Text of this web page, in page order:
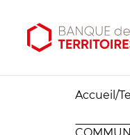
Accueil /